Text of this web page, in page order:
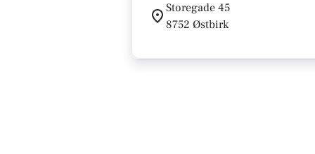
Storegade 45
8752 Østbirk